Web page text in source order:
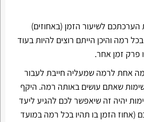
הערכתכם לשיעור הזמן (באחוזים)
רמה והיכן הייתם רוצים להיות בעוד
פרק זמן אחר.
אחת לרמה שמעליה חייבת לעבור
שאתם עושים באותה רמה. היקף
יהיה זה שיאפשר לכם להגיע ליעד
הזמן בו תהיו בכל רמה במועד